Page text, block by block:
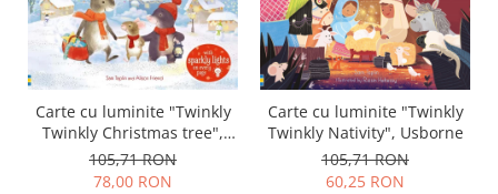
Carte cu luminite "Twinkly
Twinkly Christmas tree",
Usborne
105,71 RON
78,00 RON
Carte cu luminite "Twinkly
Twinkly Nativity", Usborne
105,71 RON
60,25 RON